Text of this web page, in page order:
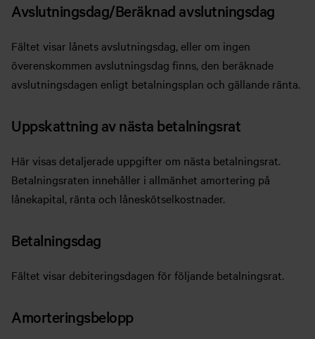
Avslutningsdag/Beräknad avslutningsdag
Fältet visar lånets avslutningsdag, eller om ingen
överenskommen avslutningsdag finns, den beräknade
avslutningsdagen enligt betalningsplan och gällande ränta.
Uppskattning av nästa betalningsrat
Här visas detaljerade uppgifter om nästa betalningsrat.
Betalningsraten innehåller i allmänhet amortering på
lånekapital, ränta och låneskötselkostnader.
Betalningsdag
Fältet visar debiteringsdagen för följande betalningsrat.
Amorteringsbelopp